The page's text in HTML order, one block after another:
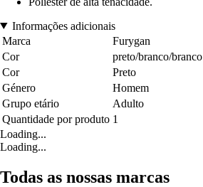
Informações adicionais
Marca
Furygan
Cor
preto/branco/branco
Cor
Preto
Género
Homem
Grupo etário
Adulto
Quantidade por produto 1
Loading...
Loading...
Todas as nossas marcas